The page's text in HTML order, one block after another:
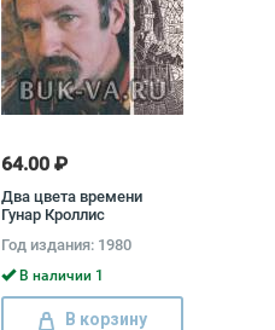
64.00 ₽
Два цвета времени
Гунар Кроллис
Год издания: 1980
В наличии 1
В корзину